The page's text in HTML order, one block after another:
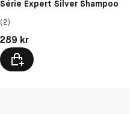
Série Expert Silver Shampoo
(2)
Pris: 289 kr
289 kr